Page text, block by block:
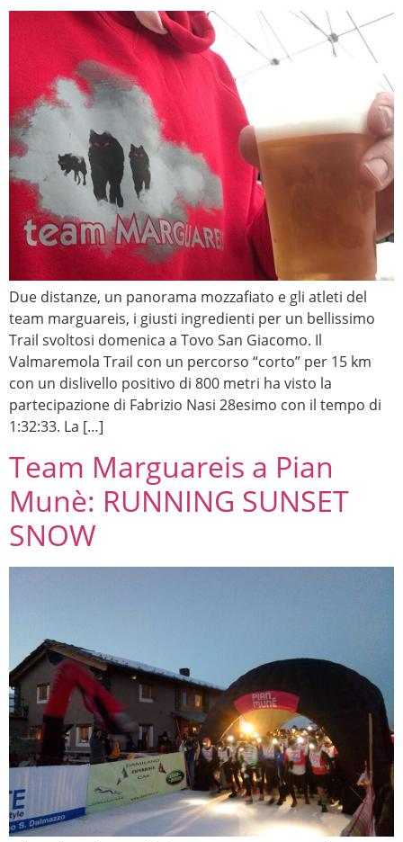
Due distanze, un panorama mozzafiato e gli atleti del
team marguareis, i giusti ingredienti per un bellissimo
Trail svoltosi domenica a Tovo San Giacomo. Il
Valmaremola Trail con un percorso “corto” per 15 km
con un dislivello positivo di 800 metri ha visto la
partecipazione di Fabrizio Nasi 28esimo con il tempo di
1:32:33. La […]
Team Marguareis a Pian
Munè: RUNNING SUNSET
SNOW